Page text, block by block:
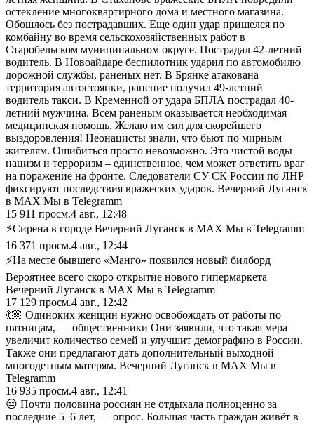
остекление многоквартирного дома и местного магазина.
Обошлось без пострадавших. Еще один удар пришелся по
комбайну во время сельскохозяйственных работ в
Старобельском муниципальном округе. Пострадал 42-летний
водитель. В Новоайдаре беспилотник ударил по автомобилю
дорожной службы, раненых нет. В Брянке атакована
территория автостоянки, ранение получил 49-летний
водитель такси. В Кременной от удара БПЛА пострадал 40-
летний мужчина. Всем раненым оказывается необходимая
медицинская помощь. Желаю им сил для скорейшего
выздоровления! Неонацисты знали, что бьют по мирным
жителям. Ошибиться просто невозможно. Это чистой воды
нацизм и терроризм – единственное, чем может ответить враг
на поражение на фронте. Следователи СУ СК России по ЛНР
фиксируют последствия вражеских ударов. Вечерний Луганск
в MAX Мы в Telegramm
15 911 просм.4 авг., 12:48
⚡️Сирена в городе Вечерний Луганск в MAX Мы в Telegramm
16 371 просм.4 авг., 12:44
⚡️На месте бывшего «Манго» появился новый билборд
Вероятнее всего скоро открытие нового гипермаркета
Вечерний Луганск в MAX Мы в Telegramm
17 129 просм.4 авг., 12:42
💃🏼 Одиноких женщин нужно освобождать от работы по
пятницам, — общественники Они заявили, что такая мера
увеличит количество семей и улучшит демографию в России.
Также они предлагают дать дополнительный выходной
многодетным матерям. Вечерний Луганск в MAX Мы в
Telegramm
16 935 просм.4 авг., 12:41
😔 Почти половина россиян не отдыхала полноценно за
последние 5–6 лет, — опрос. Большая часть граждан живёт в